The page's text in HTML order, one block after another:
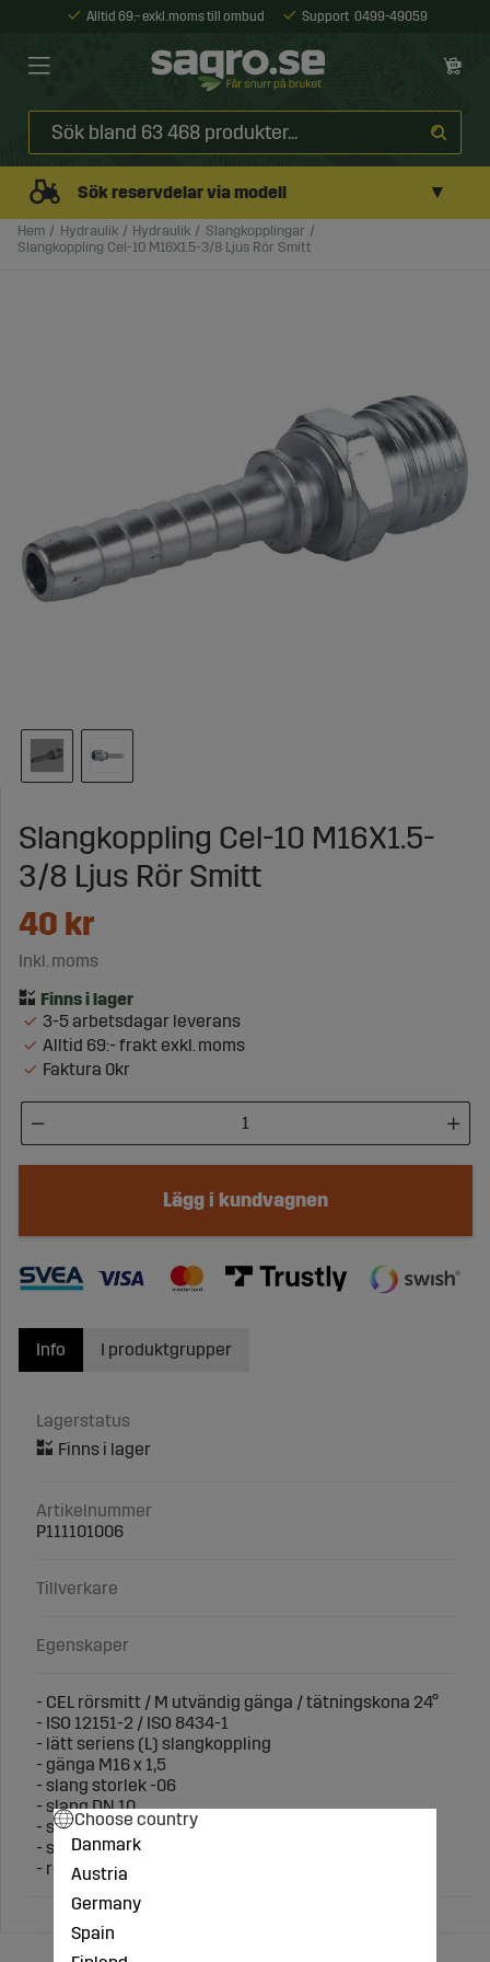
Alltid 69:- exkl. moms till ombud Support 0499-49059
Sök reservdelar via modell ▼
Hem Hydraulik Hydraulik
Slangkopplingar
Slangkoppling Cel-10 M16X1.5-3/8 Ljus Rör Smitt
Slangkoppling Cel-10 M16X1.5-
3/8 Ljus Rör Smitt
40 kr
Inkl. moms
3-5 arbetsdagar leverans
Alltid 69:- frakt exkl. moms
Faktura 0kr
Lägg i kundvagnen
Info
Lagerstatus
Artikelnummer
P111101006
Tillverkare
Egenskaper
- CEL rörsmitt / M utvändig gänga / tätningskona 24°
- ISO 12151-2 / ISO 8434-1
- lätt seriens (L) slangkoppling
- gänga M16 x 1,5
- slang storlek -06
- slang DN 10
- slang inner Ø 3/8"
- slang inner Ø 9,52 mm
- rör Ø 10 mm
I produktgrupper
Choose country
Danmark
Austria
Germany
Spain